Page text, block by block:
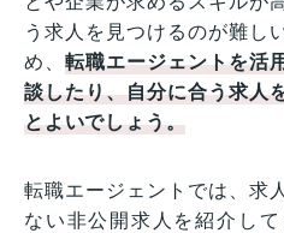
う求人を見つけるのが難し
め、転職エージェントを活
談したり、自分に合う求人
とよいでしょう。
転職エージェントでは、求
ない非公開求人を紹介し